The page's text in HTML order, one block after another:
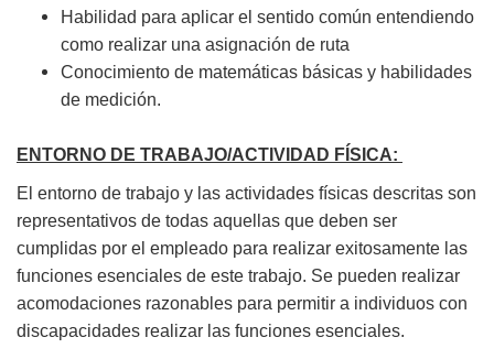
Habilidad para aplicar el sentido común entendiendo
como realizar una asignación de ruta
Conocimiento de matemáticas básicas y habilidades
de medición.
ENTORNO DE TRABAJO/ACTIVIDAD FÍSICA:
El entorno de trabajo y las actividades físicas descritas son
representativos de todas aquellas que deben ser
cumplidas por el empleado para realizar exitosamente las
funciones esenciales de este trabajo. Se pueden realizar
acomodaciones razonables para permitir a individuos con
discapacidades realizar las funciones esenciales.